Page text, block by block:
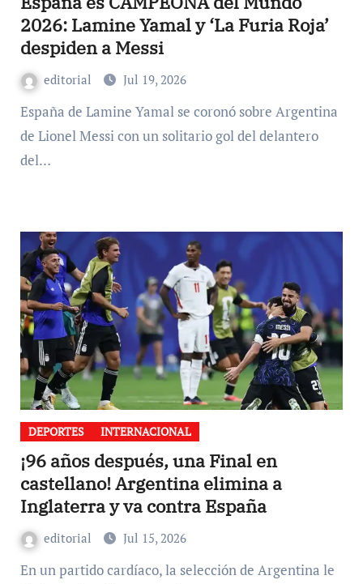
2026: Lamine Yamal y ‘La Furia Roja’
despiden a Messi
editorial Jul 19, 2026
España de Lamine Yamal se coronó sobre Argentina
de Lionel Messi con un solitario gol del delantero
del…
DEPORTES INTERNACIONAL
¡96 años después, una Final en
castellano! Argentina elimina a
Inglaterra y va contra España
editorial Jul 15, 2026
En un partido cardíaco, la selección de Argentina le